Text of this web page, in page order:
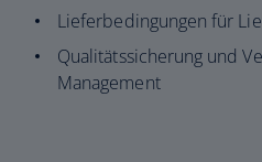
Lieferbedingungen für
Qualitätssicherung und
Management